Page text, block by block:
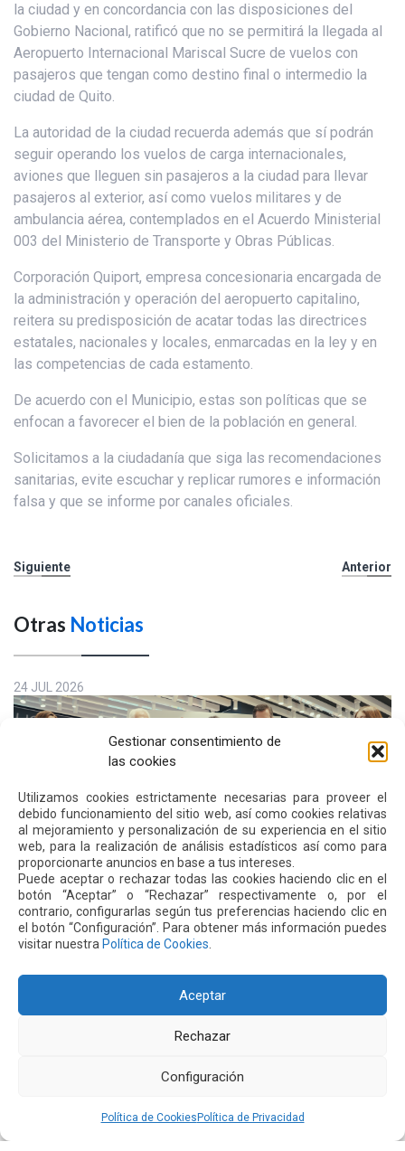
Gestionar consentimiento de
las cookies
Utilizamos cookies estrictamente necesarias para proveer el
debido funcionamiento del sitio web, así como cookies relativas
al mejoramiento y personalización de su experiencia en el sitio
web, para la realización de análisis estadísticos así como para
proporcionarte anuncios en base a tus intereses.
Puede aceptar o rechazar todas las cookies haciendo clic en el
botón “Aceptar” o “Rechazar” respectivamente o, por el
contrario, configurarlas según tus preferencias haciendo clic en
el botón “Configuración”. Para obtener más información puedes
visitar nuestra Política de Cookies
Aceptar
Rechazar
Configuración
Política de Cookies Política de Privacidad
la ciudad y en concordancia con las disposiciones del
Gobierno Nacional, ratificó que no se permitirá la llegada al
Aeropuerto Internacional Mariscal Sucre de vuelos con
pasajeros que tengan como destino final o intermedio la
ciudad de Quito.
La autoridad de la ciudad recuerda además que sí podrán
seguir operando los vuelos de carga internacionales,
aviones que lleguen sin pasajeros a la ciudad para llevar
pasajeros al exterior, así como vuelos militares y de
ambulancia aérea, contemplados en el Acuerdo Ministerial
003 del Ministerio de Transporte y Obras Públicas.
Corporación Quiport, empresa concesionaria encargada de
la administración y operación del aeropuerto capitalino,
reitera su predisposición de acatar todas las directrices
estatales, nacionales y locales, enmarcadas en la ley y en
las competencias de cada estamento.
De acuerdo con el Municipio, estas son políticas que se
enfocan a favorecer el bien de la población en general.
Solicitamos a la ciudadanía que siga las recomendaciones
sanitarias, evite escuchar y replicar rumores e información
falsa y que se informe por canales oficiales.
Siguiente Anterior
Otras Noticias
24 JUL 2026
El aeropuerto de Quito fortalece su oferta comercial
con la ampliación de las tiendas Duty Free y la llegada
de Polo Ralph Lauren y Adidas
Leer más
16 JUL 2026